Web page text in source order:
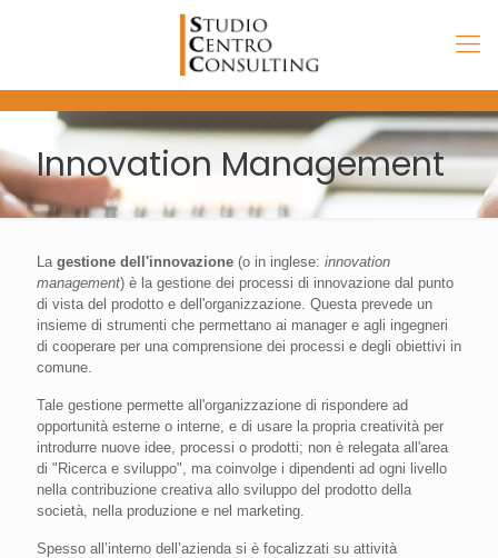
Innovation Management
La gestione dell'innovazione (o in inglese: innovation
management) è la gestione dei processi di innovazione dal punto
di vista del prodotto e dell'organizzazione. Questa prevede un
insieme di strumenti che permettano ai manager e agli ingegneri
di cooperare per una comprensione dei processi e degli obiettivi in
comune.
Tale gestione permette all'organizzazione di rispondere ad
opportunità esterne o interne, e di usare la propria creatività per
introdurre nuove idee, processi o prodotti; non è relegata all'area
di "Ricerca e sviluppo", ma coinvolge i dipendenti ad ogni livello
nella contribuzione creativa allo sviluppo del prodotto della
società, nella produzione e nel marketing.
Spesso all’interno dell’azienda si è focalizzati su attività